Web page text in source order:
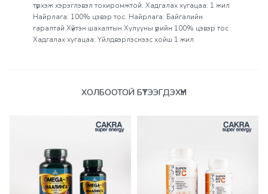
түрхэж хэрэглэвэл тохиромжтой. Хадгалах хугацаа: 1 жил
Найрлага: 100% цэвэр тос. Найрлага: Байгалийн
гаралтай Хүйтэн шахалтын Хулууны үрийн 100% цэвэр тос
Хадгалах хугацаа: Үйлдвэрлэснээс хойш 1 жил
ХОЛБООТОЙ БҮТЭЭГДЭХҮҮН